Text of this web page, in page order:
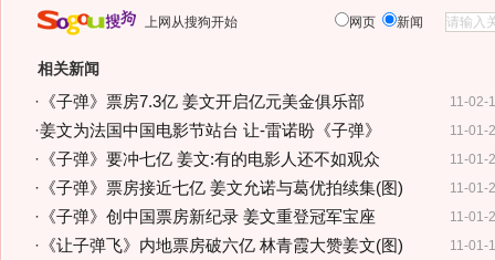
上网从搜狗开始 网页 新闻
相关新闻
11-02-
· 《子弹》票房7.3亿 姜文开启亿元美金俱乐部
11-01-
·姜文为法国中国电影节站台 让-雷诺盼《子弹》
11-01-
· 《子弹》要冲七亿 姜文:有的电影人还不如观众
11-01-
· 《子弹》票房接近七亿 姜文允诺与葛优拍续集(图)
11-01-
· 《子弹》创中国票房新纪录 姜文重登冠军宝座
11-01-
· 《让子弹飞》内地票房破六亿 林青霞大赞姜文(图)